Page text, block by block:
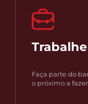
Faça parte do
o próximo a